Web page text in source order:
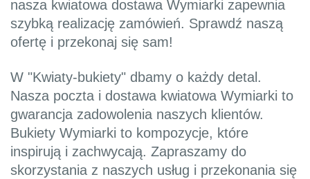
nasza kwiatowa dostawa Wymiarki zapewnia
szybką realizację zamówień. Sprawdź naszą
ofertę i przekonaj się sam!
W "Kwiaty-bukiety" dbamy o każdy detal.
Nasza poczta i dostawa kwiatowa Wymiarki to
gwarancja zadowolenia naszych klientów.
Bukiety Wymiarki to kompozycje, które
inspirują i zachwycają. Zapraszamy do
skorzystania z naszych usług i przekonania się